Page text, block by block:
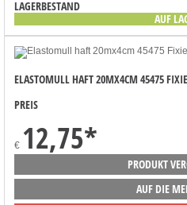
LAGERBESTAND
AUF
ELASTOMULL HAFT 20MX4CM 45475
PREIS
€ 12,75*
PRODUKT
AUF DIE